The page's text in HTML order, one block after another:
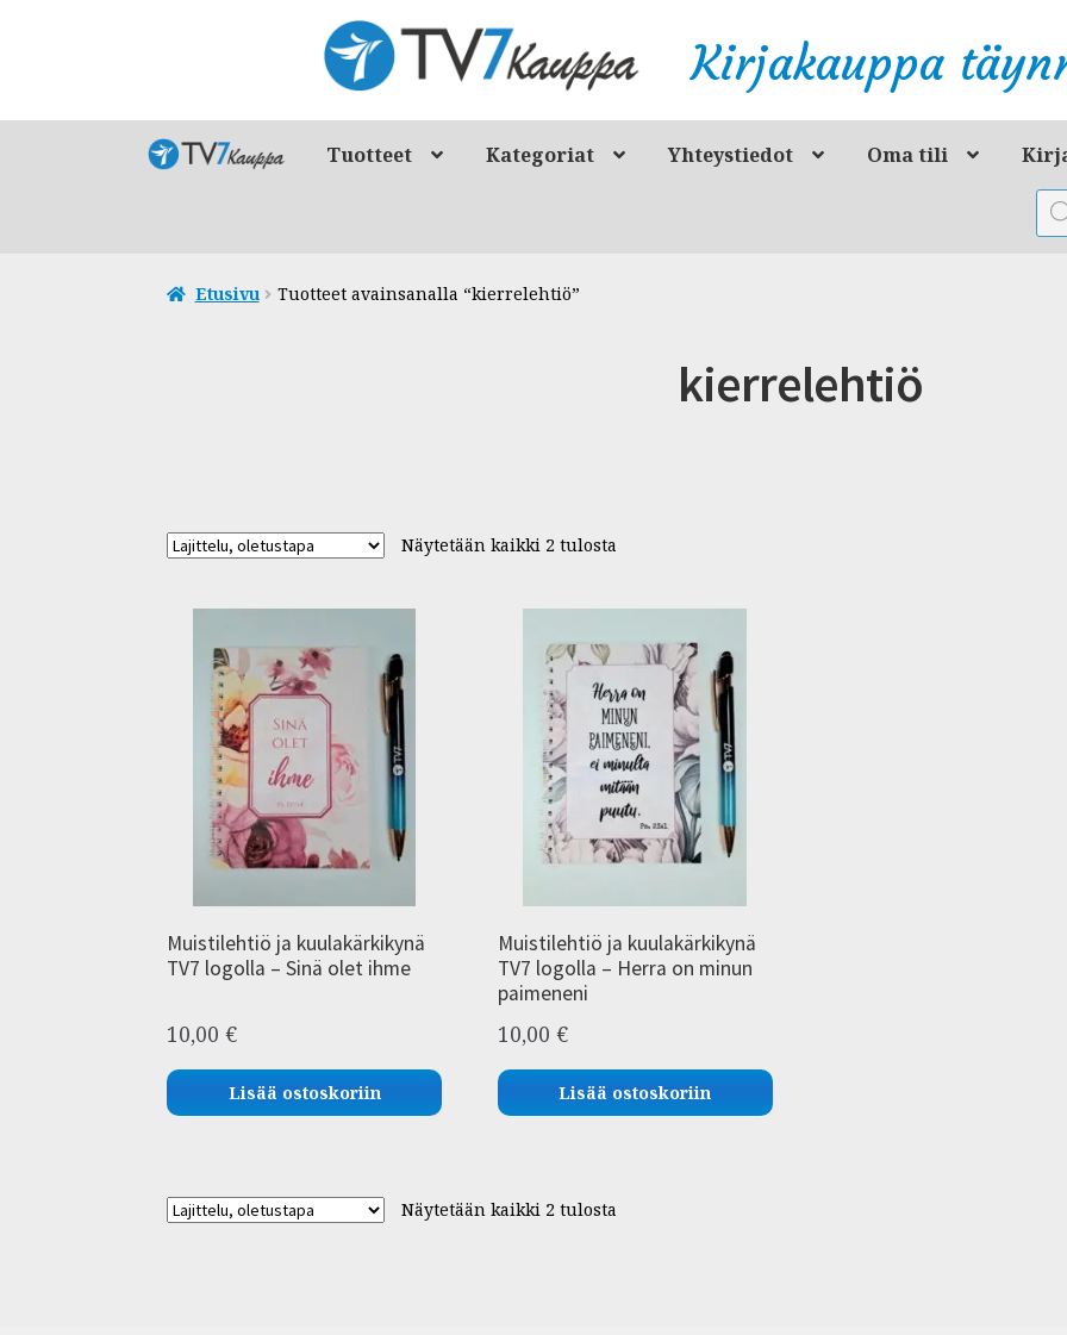
Kirjakauppa
Tuotteet Kategoriat Yhteystiedot Oma tili
Etusivu Tuotteet avainsanalla “kierrelehtiö”
kierrelehtiö
Näytetään kaikki 2 tulosta
Muistilehtiö ja kuulakärkikynä
TV7 logolla – Sinä olet ihme
10,00€
Lisää ostoskoriin
Muistilehtiö ja kuulakärkikynä
TV7 logolla – Herra on minun
paimeneni
10,00 €
Lisää ostoskoriin
Näytetään kaikki 2 tulosta